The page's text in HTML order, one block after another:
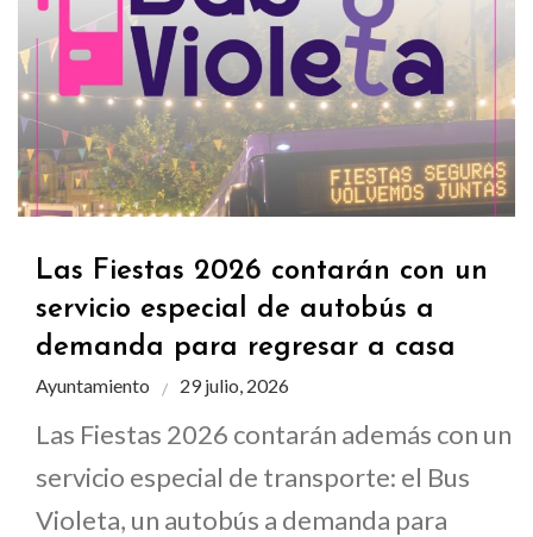
Las Fiestas 2026 contarán con un
servicio especial de autobús a
demanda para regresar a casa
Ayuntamiento 29 julio, 2026
Las Fiestas 2026 contarán además con un
servicio especial de transporte: el Bus
Violeta, un autobús a demanda para